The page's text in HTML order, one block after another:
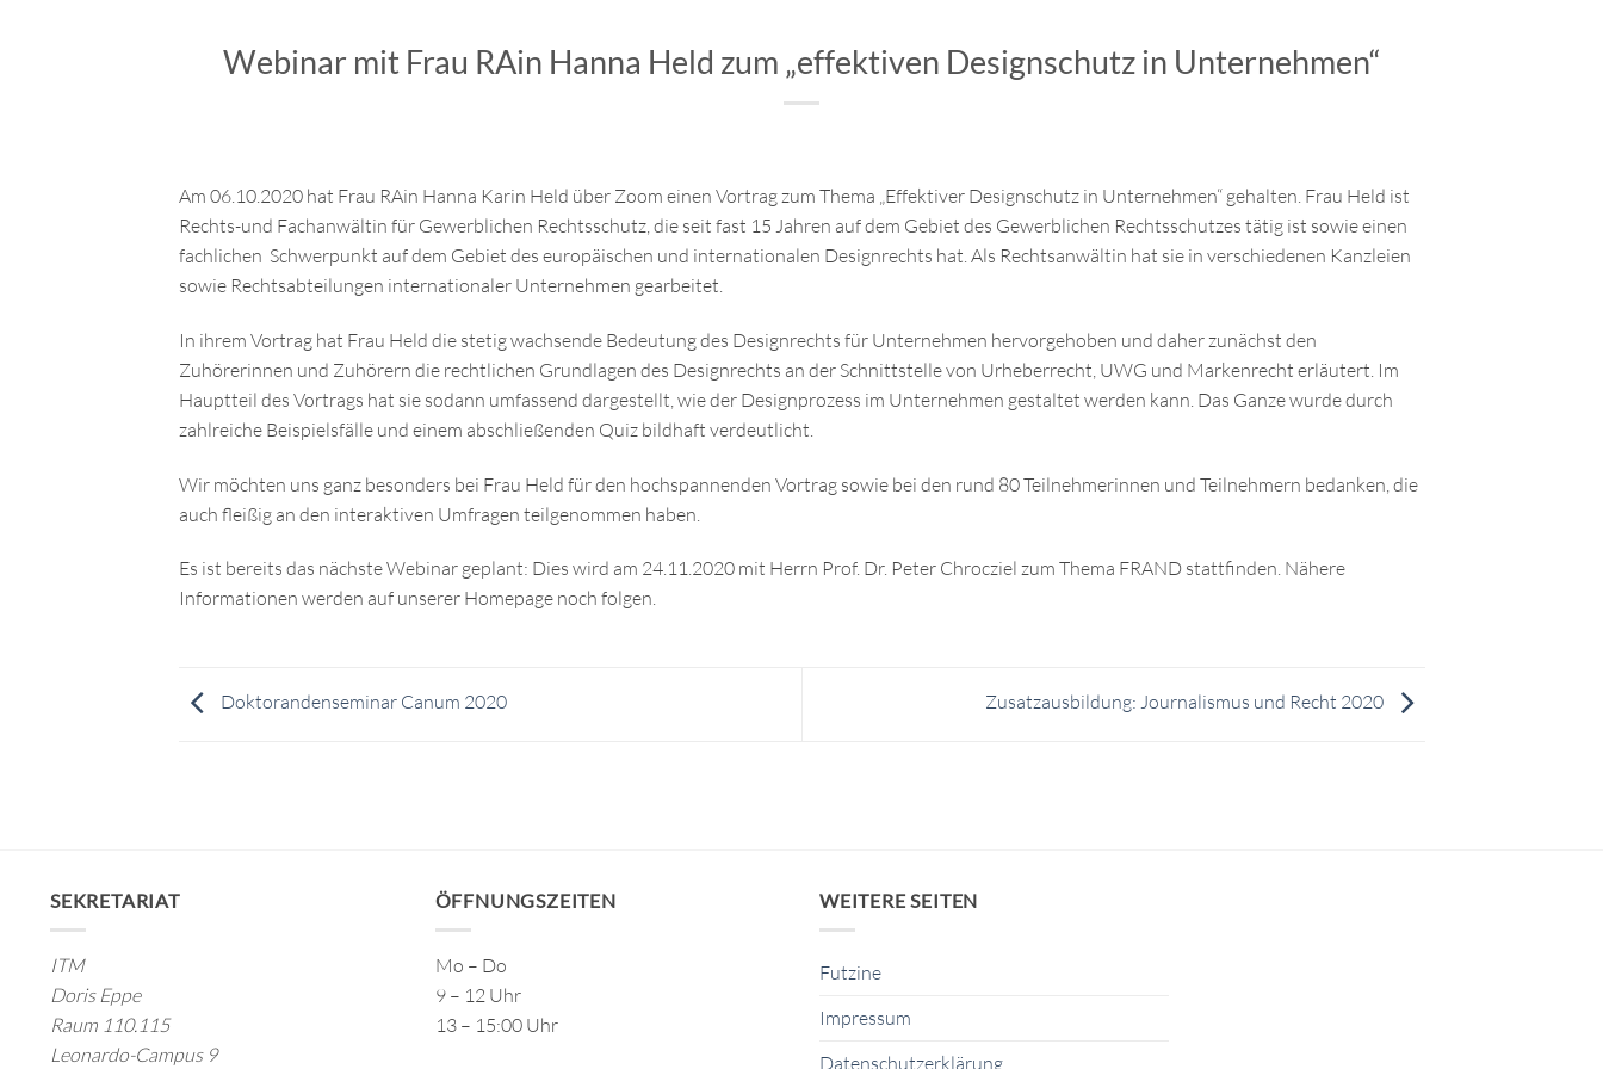
Webinar mit Frau RAin Hanna Held zum „effektiven Designschutz in Unternehmen“
Am 06.10.2020 hat Frau RAin Hanna Karin Held über Zoom einen Vortrag zum Thema „Effektiver Designschutz in Unternehmen“ gehalten. Frau Held ist
Rechts-und Fachanwältin für Gewerblichen Rechtsschutz, die seit fast 15 Jahren auf dem Gebiet des Gewerblichen Rechtsschutzes tätig ist sowie einen
fachlichen Schwerpunkt auf dem Gebiet des europäischen und internationalen Designrechts hat. Als Rechtsanwältin hat sie in verschiedenen Kanzleien
sowie Rechtsabteilungen internationaler Unternehmen gearbeitet.
In ihrem Vortrag hat Frau Held die stetig wachsende Bedeutung des Designrechts für Unternehmen hervorgehoben und daher zunächst den
Zuhörerinnen und Zuhörern die rechtlichen Grundlagen des Designrechts an der Schnittstelle von Urheberrecht, UWG und Markenrecht erläutert. Im
Hauptteil des Vortrags hat sie sodann umfassend dargestellt, wie der Designprozess im Unternehmen gestaltet werden kann. Das Ganze wurde durch
zahlreiche Beispielsfälle und einem abschließenden Quiz bildhaft verdeutlicht.
Wir möchten uns ganz besonders bei Frau Held für den hochspannenden Vortrag sowie bei den rund 80 Teilnehmerinnen und Teilnehmern bedanken, die
auch fleißig an den interaktiven Umfragen teilgenommen haben.
Es ist bereits das nächste Webinar geplant: Dies wird am 24.11.2020 mit Herrn Prof. Dr. Peter Chrocziel zum Thema FRAND stattfinden. Nähere
Informationen werden auf unserer Homepage noch folgen.
Doktorandenseminar Canum 2020 Zusatzausbildung: Journalismus und Recht 2020
SEKRETARIAT
ITM
Doris Eppe
Raum 110.115
Leonardo-Campus 9
ÖFFNUNGSZEITEN
Mo – Do
9 – 12 Uhr
13 – 15:00 Uhr
WEITERE SEITEN
Futzine
Impressum
Datenschutzerklärung